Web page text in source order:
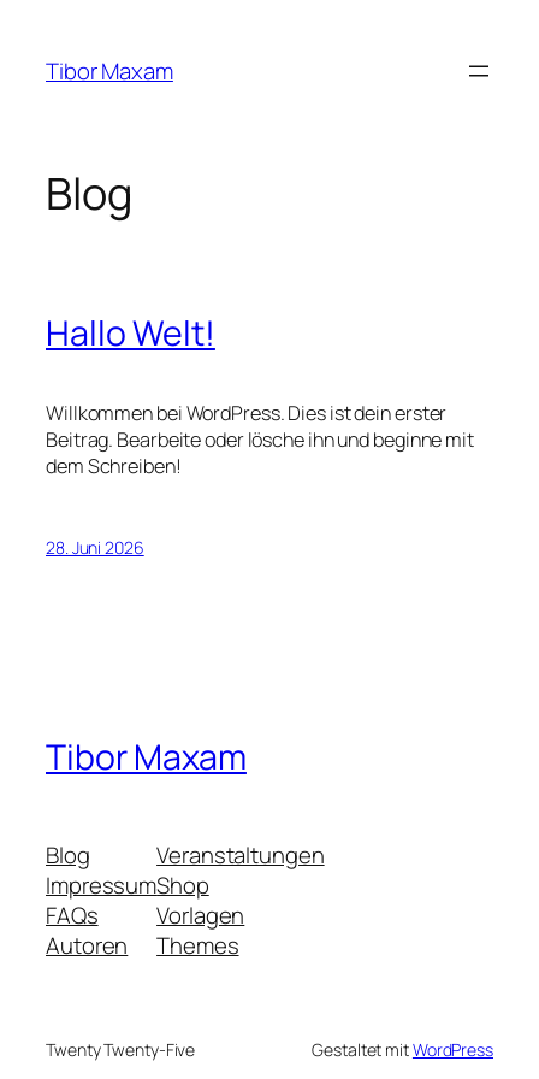
springen
Tibor Maxam
Blog
Hallo Welt!
Willkommen bei WordPress. Dies ist dein erster
Beitrag. Bearbeite oder lösche ihn und beginne mit
dem Schreiben!
28. Juni 2026
Tibor Maxam
Blog
Impressum
FAQs
Autoren
Veranstaltungen
Shop
Vorlagen
Themes
Twenty Twenty-Five Gestaltet mitWordPress